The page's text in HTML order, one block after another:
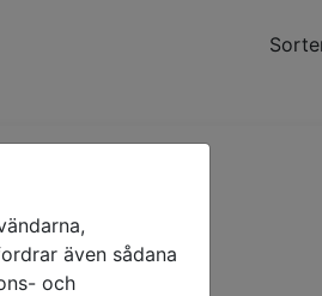
även sådana
och